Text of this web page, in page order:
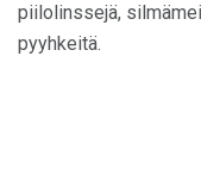
piilolinssejä,
pyyhkeitä.